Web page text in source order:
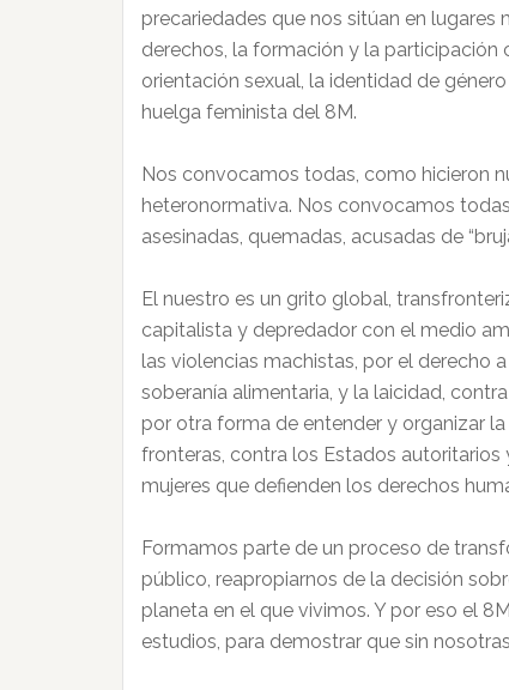
precariedades que nos sitúan en
derechos, la formación y la participación
orientación sexual, la identidad de
huelga feminista del 8M.
Nos convocamos todas, como hicieron
heteronormativa. Nos convocamos
asesinadas, quemadas, acusadas de
El nuestro es un grito global,
capitalista y depredador con el medio
las violencias machistas, por el derecho
soberanía alimentaria, y la laicidad,
por otra forma de entender y organizar
fronteras, contra los Estados autoritarios
mujeres que defienden los derechos
Formamos parte de un proceso de
público, reapropiarnos de la decisión
planeta en el que vivimos. Y por eso el
estudios, para demostrar que sin